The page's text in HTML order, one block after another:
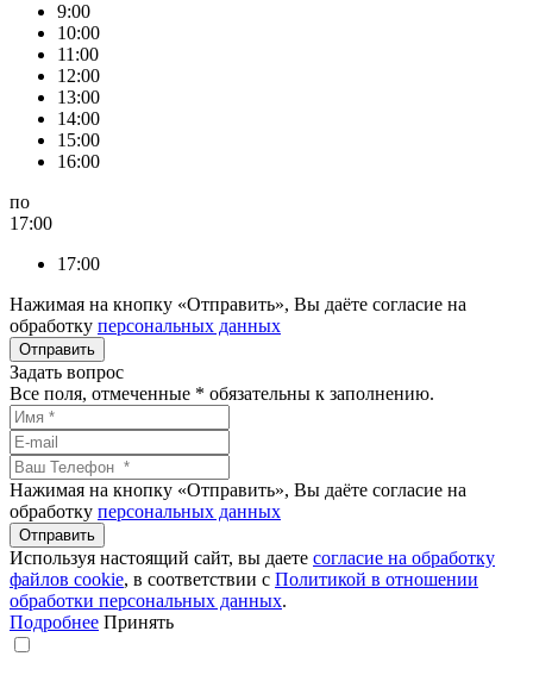
9:00
10:00
11:00
12:00
13:00
14:00
15:00
16:00
по
17:00
17:00
Нажимая на кнопку «Отправить», Вы даёте согласие на
обработку персональных данных
Задать вопрос
Все поля, отмеченные * обязательны к заполнению.
Нажимая на кнопку «Отправить», Вы даёте согласие на
обработку персональных данных
Используя настоящий сайт, вы даете согласие на обработку
файлов сookie, в соответствии с Политикой в отношении
обработки персональных данных.
Подробнее Принять